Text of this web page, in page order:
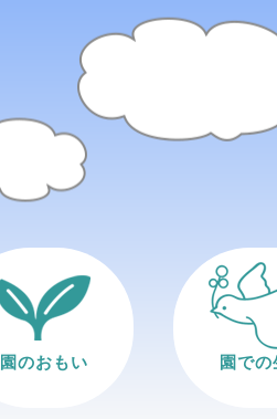
園のおもい 園での